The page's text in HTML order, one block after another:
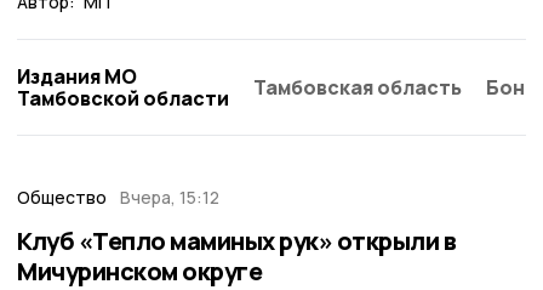
Издания МО
Тамбовской области
Тамбовская область
Общество Вчера, 15:12
Клуб «Тепло маминых рук» открыли в
Мичуринском округе